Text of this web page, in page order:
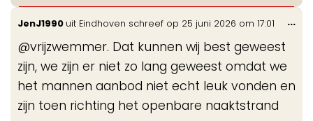
JenJ1990 uit Eindhoven schreef op 25 juni 2026 om 17:01
@vrijzwemmer. Dat kunnen wij best geweest
zijn, we zijn er niet zo lang geweest omdat we
het mannen aanbod niet echt leuk vonden en
zijn toen richting het openbare naaktstrand
...